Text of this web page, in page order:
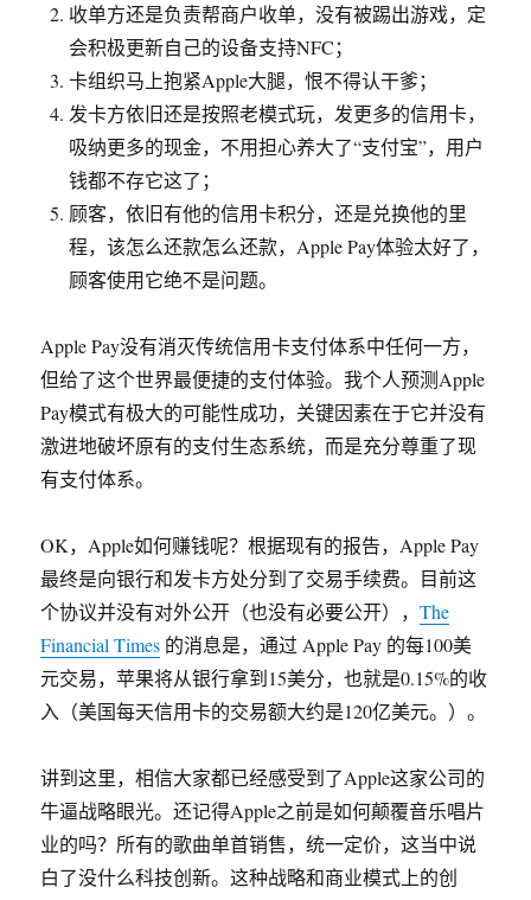
收单方还是负责帮商户收单，没有被踢出游戏，定
会积极更新自己的设备支持NFC；
卡组织马上抱紧Apple大腿，恨不得认干爹；
发卡方依旧还是按照老模式玩，发更多的信用卡，
吸纳更多的现金，不用担心养大了“支付宝”，用户
钱都不存它这了；
顾客，依旧有他的信用卡积分，还是兑换他的里
程，该怎么还款怎么还款，Apple Pay体验太好了，
顾客使用它绝不是问题。
Apple Pay没有消灭传统信用卡支付体系中任何一方，
但给了这个世界最便捷的支付体验。我个人预测Apple
Pay模式有极大的可能性成功，关键因素在于它并没有
激进地破坏原有的支付生态系统，而是充分尊重了现
有支付体系。
OK，Apple如何赚钱呢？根据现有的报告，Apple Pay
最终是向银行和发卡方处分到了交易手续费。目前这
个协议并没有对外公开（也没有必要公开），The
Financial Times 的消息是，通过 Apple Pay 的每100美
元交易，苹果将从银行拿到15美分，也就是0.15%的收
入（美国每天信用卡的交易额大约是120亿美元。）。
讲到这里，相信大家都已经感受到了Apple这家公司的
牛逼战略眼光。还记得Apple之前是如何颠覆音乐唱片
业的吗？所有的歌曲单首销售，统一定价，这当中说
白了没什么科技创新。这种战略和商业模式上的创